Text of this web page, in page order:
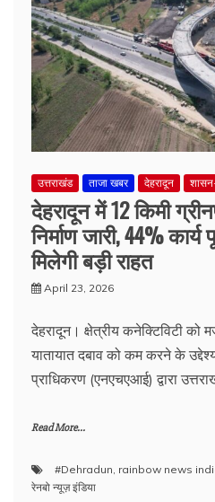
उत्तराखंड ताजा खबर देहरादून
देहरादून में 12 किमी
निर्माण जारी, 44%
मिलेगी बड़ी राहत
April 23, 2026
देहरादून। क्षेत्रीय कनेक्टिविटी
यातायात दबाव को कम करने के उद्देश्य
प्राधिकरण (एनएचएआई) द्वारा
Read More...
#Dehradun, rainbow news
रेनबो न्यूज़ इंडिया